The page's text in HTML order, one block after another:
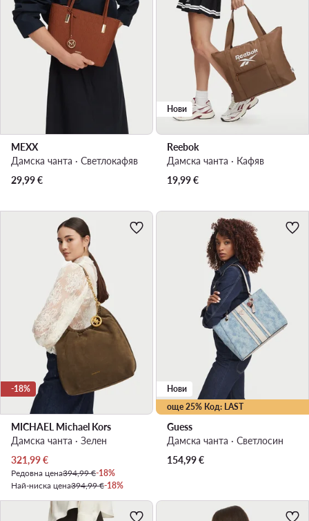
MEXX
Дамска чанта · Светлокафяв
29,99€
Нови
Reebok
Дамска чанта · Кафяв
19,99€
-18%
MICHAEL Michael Kors
Дамска чанта · Зелен
Актуална цена
321,99€
Редовна цена394,99 €-18%
Най-ниска цена394,99 €-18%
още 25% Код: LAST
Нови
Guess
Дамска чанта · Светлосин
154,99€